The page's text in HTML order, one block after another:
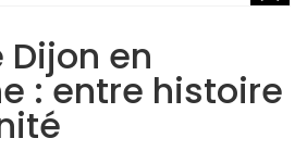
Dijon en
: entre histoire